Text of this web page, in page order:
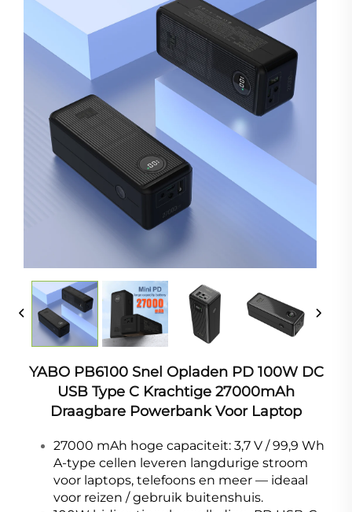
YABO PB6100 Snel Opladen PD 100W DC
USB Type C Krachtige 27000mAh
Draagbare Powerbank Voor Laptop
27000 mAh hoge capaciteit: 3,7 V / 99,9 Wh
A-type cellen leveren langdurige stroom
voor laptops, telefoons en meer — ideaal
voor reizen / gebruik buitenshuis.